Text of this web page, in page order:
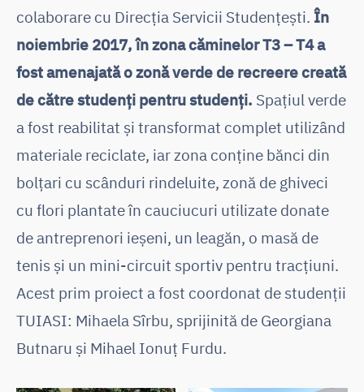
colaborare cu Direcția Servicii Studențești. În
noiembrie 2017, în zona căminelor T3 – T4 a
fost amenajată o zonă verde de recreere creată
de către studenți pentru studenți. Spațiul verde
a fost reabilitat și transformat complet utilizând
materiale reciclate, iar zona conține bănci din
bolțari cu scânduri rindeluite, zonă de ghiveci
cu flori plantate în cauciucuri utilizate donate
de antreprenori ieșeni, un leagăn, o masă de
tenis și un mini-circuit sportiv pentru tracțiuni.
Acest prim proiect a fost coordonat de studenții
TUIASI: Mihaela Sîrbu, sprijinită de Georgiana
Butnaru și Mihael Ionuț Furdu.